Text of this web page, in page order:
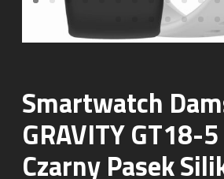
Smartwatch
GRAVITY GT18-5
Czarny Pasek